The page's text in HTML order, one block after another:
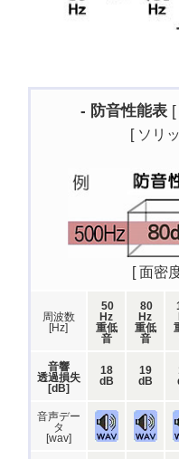
- 防音性能表
[ ソリ
[ 面密
周波数
[Hz]
50
Hz
重低
音
80
Hz
重低
音
音響
透過損失
[dB]
18
dB
19
dB
音声デー
タ
[wav]